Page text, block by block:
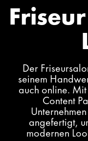
Der
seinem
auch online.
Content
angefertigt,
modernen